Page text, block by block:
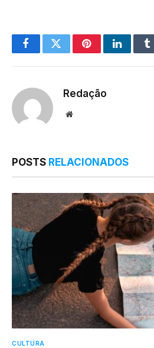
FacebookTwitterPinterest
Redação
Website
POSTS RELACIONADOS
CULTURA